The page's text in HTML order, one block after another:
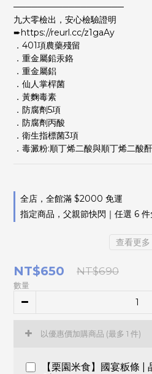
──────────────────
九大零檢出，安心檢驗證明
➨https://reurl.cc/z1gaAy
．401項農藥殘留
．重金屬鉛汞鉻
．重金屬鋁
．仙人掌桿菌
．黃麴毒素
．防腐劑5項
．防腐劑丙酸
．衛生指標菌3項
．毒澱粉:順丁烯二酸與順丁烯二酸酐
全店，全館滿 $2000 免運
指定商品，父親節快閃｜任選 6 件
查看更多
NT$650 NT$690
數量
以優惠價加購商品 (最多 1 件)
【栗園米食】國宴粄條 |